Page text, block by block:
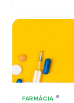
FARMÁCIA